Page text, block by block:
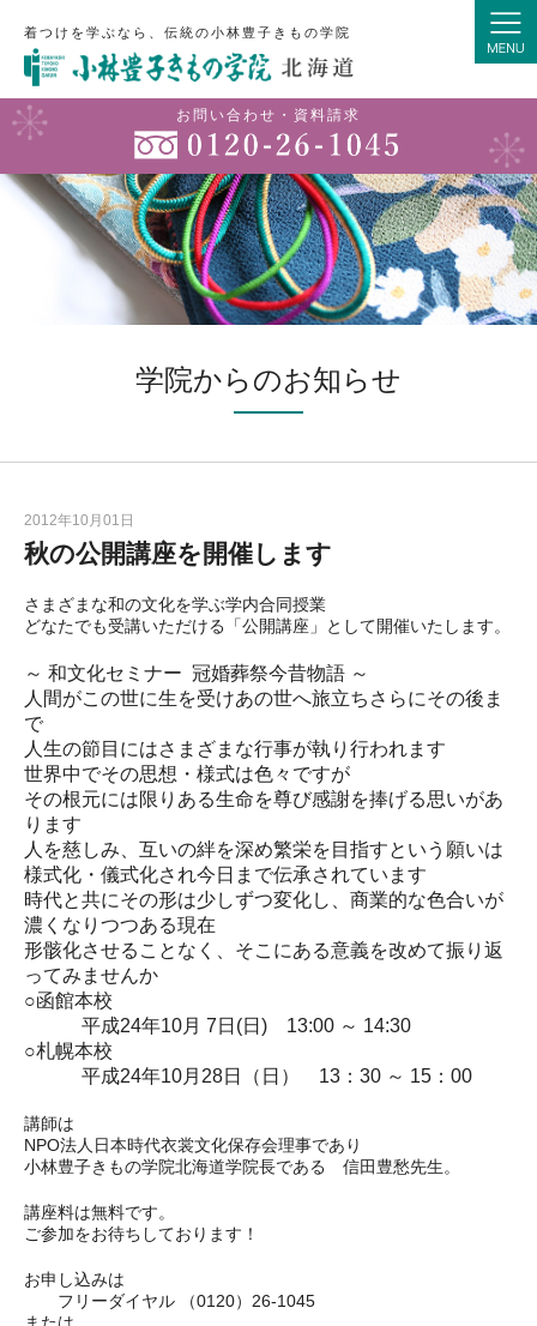
着つけを学ぶなら、伝統の小林豊子きもの学院
お問い合わせ・資料請求
学院からのお知らせ
2012年10月01日
秋の公開講座を開催します
さまざまな和の文化を学ぶ学内合同授業
どなたでも受講いただける「公開講座」として開催いたします。
～ 和文化セミナー 冠婚葬祭今昔物語 ～
人間がこの世に生を受けあの世へ旅立ちさらにその後ま
で
人生の節目にはさまざまな行事が執り行われます
世界中でその思想・様式は色々ですが
その根元には限りある生命を尊び感謝を捧げる思いがあ
ります
人を慈しみ、互いの絆を深め繁栄を目指すという願いは
様式化・儀式化され今日まで伝承されています
時代と共にその形は少しずつ変化し、商業的な色合いが
濃くなりつつある現在
形骸化させることなく、そこにある意義を改めて振り返
ってみませんか
○函館本校
平成24年10月 7日(日) 13:00 ～ 14:30
○札幌本校
平成24年10月28日（日） 13：30 ～ 15：00
講師は
NPO法人日本時代衣裳文化保存会理事であり
小林豊子きもの学院北海道学院長である 信田豊愁先生。
講座料は無料です。
ご参加をお待ちしております！
お申し込みは
フリーダイヤル （0120）26-1045